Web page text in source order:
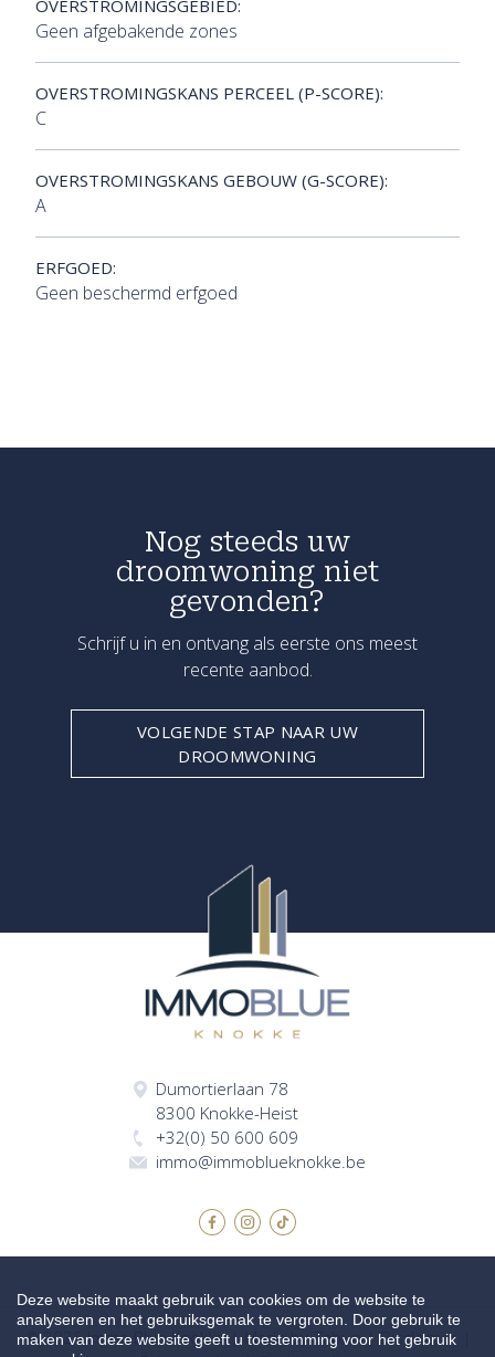
OVERSTROMINGSGEBIED:
Geen afgebakende zones
OVERSTROMINGSKANS PERCEEL (P-SCORE):
C
OVERSTROMINGSKANS GEBOUW (G-SCORE):
A
ERFGOED:
Geen beschermd erfgoed
Nog steeds uw
droomwoning niet
gevonden?
Schrijf u in en ontvang als eerste ons meest
recente aanbod.
VOLGENDE STAP NAAR UW
DROOMWONING
Dumortierlaan 78
8300 Knokke-Heist
+32(0) 50 600 609
immo@immoblueknokke.be
© 2026 Immo Blue Knokke | Made by Zabun|Disclaimer
Deze website maakt gebruik van cookies om de website te
analyseren en het gebruiksgemak te vergroten. Door gebruik te
maken van deze website geeft u toestemming voor het gebruik